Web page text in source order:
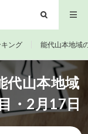
ング 能代山本地域
代山本地域
・2月17日